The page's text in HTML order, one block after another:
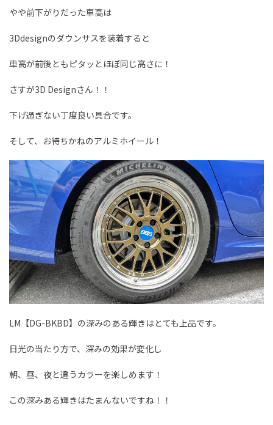
やや前下がりだった車高は
3Ddesignのダウンサスを装着すると
車高が前後ともピタッとほぼ同じ高さに！
さすが3D Designさん！！
下げ過ぎない丁度良い具合です。
そして、お待ちかねのアルミホイール！
LM【DG-BKBD】の深みのある輝きはとても上品です。
日光の当たり方で、深みの効果が変化し
朝、昼、夜と違うカラーを楽しめます！
この深みある輝きはたまんないですね！！